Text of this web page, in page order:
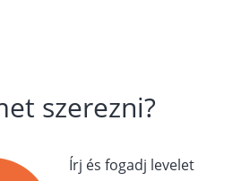
szerezni?
Írj és fogadj levelet